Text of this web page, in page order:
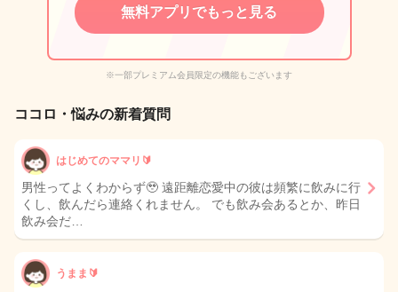
無料アプリでもっと見る
※一部プレミアム会員限定の機能もございます
ココロ・悩みの新着質問
はじめてのママリ🔰
男性ってよくわからず🥹 遠距離恋愛中の彼は頻繁に飲みに行
くし、飲んだら連絡くれません。 でも飲み会あるとか、昨日
飲み会だ…
うまま🔰